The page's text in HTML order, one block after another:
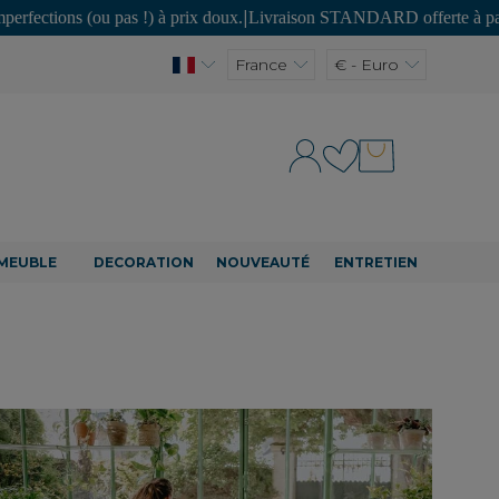
pas !) à prix doux. |Livraison STANDARD offerte à partir de 150€
France € - Euro
DECORATION NOUVEAUTÉ ENTRETIEN